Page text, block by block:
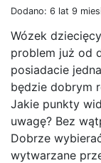
Dodano: 6 lat 9
Wózek
problem już od
posiadacie
będzie dobrym
Jakie punkty
uwagę? Bez
Dobrze
wytwarzane